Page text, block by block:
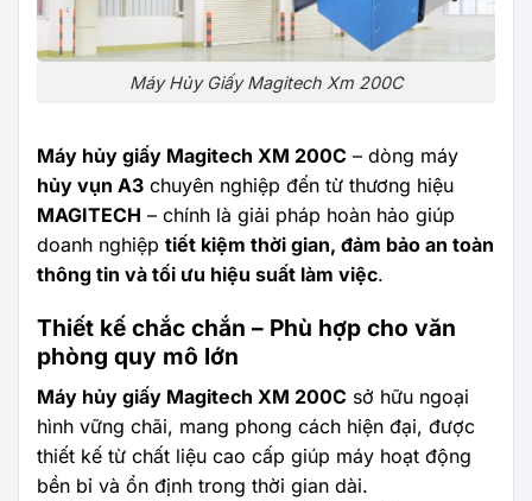
Máy Hủy Giấy Magitech Xm 200C
Máy hủy giấy Magitech XM 200C – dòng máy
hủy vụn A3 chuyên nghiệp đến từ thương hiệu
MAGITECH – chính là giải pháp hoàn hảo giúp
doanh nghiệp tiết kiệm thời gian, đảm bảo an toàn
thông tin và tối ưu hiệu suất làm việc.
Thiết kế chắc chắn – Phù hợp cho văn
phòng quy mô lớn
Máy hủy giấy Magitech XM 200C sở hữu ngoại
hình vững chãi, mang phong cách hiện đại, được
thiết kế từ chất liệu cao cấp giúp máy hoạt động
bền bỉ và ổn định trong thời gian dài.